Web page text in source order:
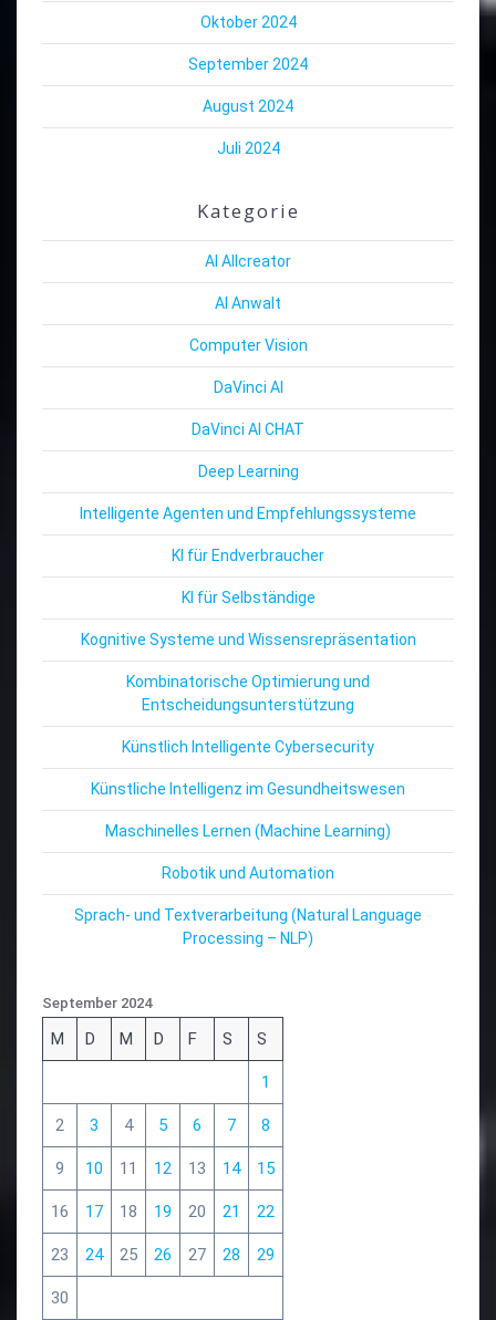
Oktober 2024
September 2024
August 2024
Juli 2024
Kategorie
AI Allcreator
AI Anwalt
Computer Vision
DaVinci AI
DaVinci AI CHAT
Deep Learning
Intelligente Agenten und Empfehlungssysteme
KI für Endverbraucher
KI für Selbständige
Kognitive Systeme und Wissensrepräsentation
Kombinatorische Optimierung und
Entscheidungsunterstützung
Künstlich Intelligente Cybersecurity
Künstliche Intelligenz im Gesundheitswesen
Maschinelles Lernen (Machine Learning)
Robotik und Automation
Sprach- und Textverarbeitung (Natural Language
Processing – NLP)
September 2024
M D M D F S S
1
2 3 4 5 6 7 8
9 10 11 12 13 14 15
16 17 18 19 20 21 22
23 24 25 26 27 28 29
30